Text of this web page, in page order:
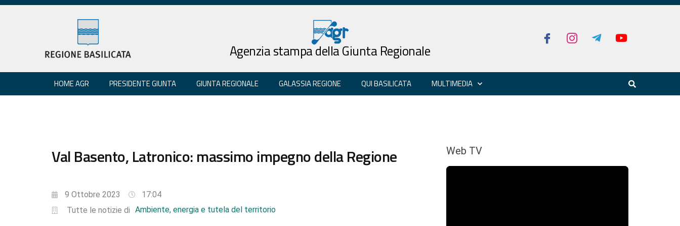
Agenzia stampa della Giunta Regionale
HOME AGR PRESIDENTE GIUNTA GIUNTA REGIONALE GALASSIA REGIONE QUI BASILICATA MULTIMEDIA
Val Basento, Latronico: massimo impegno della Regione
9 Ottobre 2023
17:04
Tutte le notizie di Ambiente, energia e tutela del territorio
Web TV